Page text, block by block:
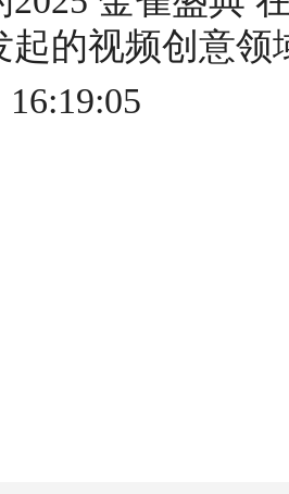
起的视频创意
16:19:05